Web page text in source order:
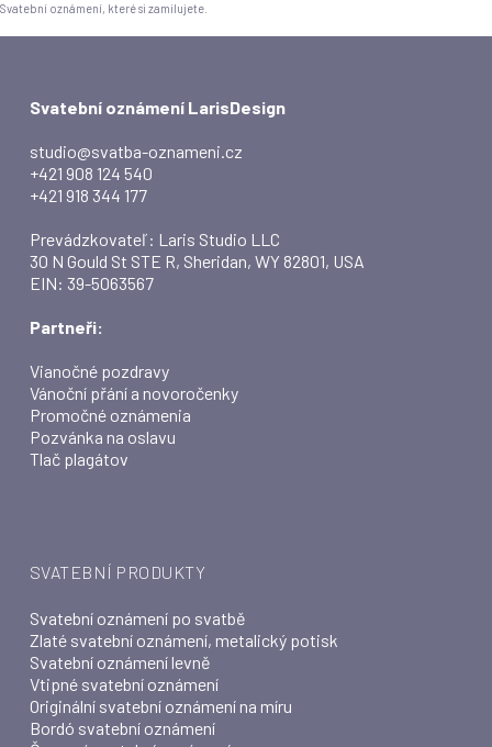
Svatební oznámení, které si zamilujete.
Svatební oznámení LarisDesign
studio@svatba-oznameni.cz
+421 908 124 540
+421 918 344 177
Prevádzkovateľ: Laris Studio LLC
30 N Gould St STE R, Sheridan, WY 82801, USA
EIN: 39-5063567
Partneři:
Vianočné pozdravy
Vánoční přání a novoročenky
Promočné oznámenia
Pozvánka na oslavu
Tlač plagátov
SVATEBNÍ PRODUKTY
Svatební oznámení po svatbě
Zlaté svatební oznámení, metalický potisk
Svatební oznámení levně
Vtipné svatební oznámení
Originální svatební oznámení na míru
Bordó svatební oznámení